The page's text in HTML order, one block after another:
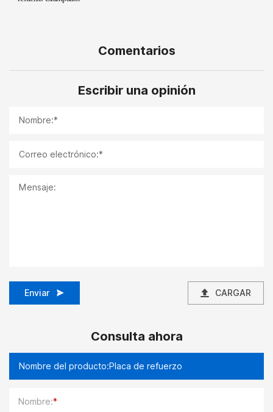
Comentarios
Escribir una opinión
Enviar CARGAR
Consulta ahora
Nombre:*